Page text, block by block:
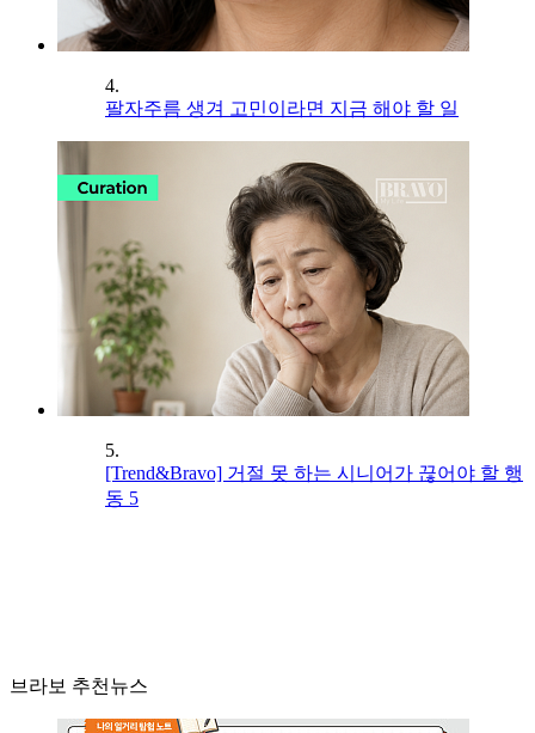
4.
팔자주름 생겨 고민이라면 지금 해야 할 일
5.
[Trend&Bravo] 거절 못 하는 시니어가 끊어야 할 행
동 5
브라보 추천뉴스